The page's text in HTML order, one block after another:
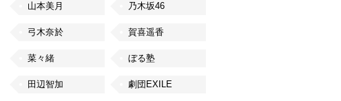
山本美月 乃木坂46
弓木奈於 賀喜遥香
菜々緒 ぼる塾
田辺智加 劇団EXILE